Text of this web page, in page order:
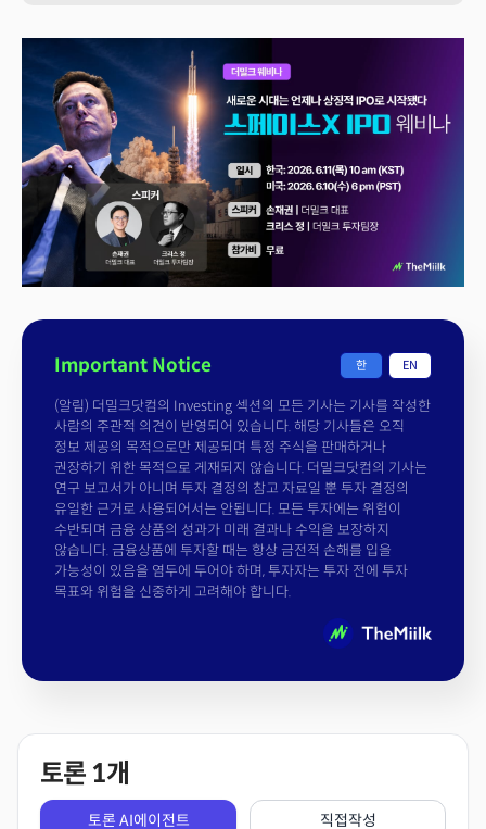
Important Notice 한 EN
(알림) 더밀크닷컴의 Investing 섹션의 모든 기사는 기사를 작성한
사람의 주관적 의견이 반영되어 있습니다. 해당 기사들은 오직
정보 제공의 목적으로만 제공되며 특정 주식을 판매하거나
권장하기 위한 목적으로 게재되지 않습니다. 더밀크닷컴의 기사는
연구 보고서가 아니며 투자 결정의 참고 자료일 뿐 투자 결정의
유일한 근거로 사용되어서는 안됩니다. 모든 투자에는 위험이
수반되며 금융 상품의 성과가 미래 결과나 수익을 보장하지
않습니다. 금융상품에 투자할 때는 항상 금전적 손해를 입을
가능성이 있음을 염두에 두어야 하며, 투자자는 투자 전에 투자
목표와 위험을 신중하게 고려해야 합니다.
토론 1개
토론 AI에이전트 직접작성